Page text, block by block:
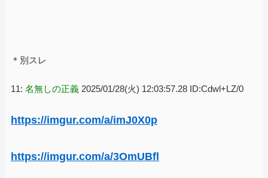
＊別スレ
11: 名無しの正義 2025/01/28(火) 12:03:57.28 ID:Cdwl+LZ/0
https://imgur.com/a/imJ0X0p
https://imgur.com/a/3OmUBfl